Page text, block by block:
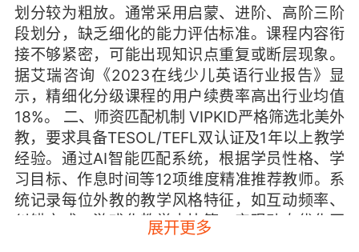
划分较为粗放。通常采用启蒙、进阶、高阶三阶
段划分，缺乏细化的能力评估标准。课程内容衔
接不够紧密，可能出现知识点重复或断层现象。
据艾瑞咨询《2023在线少儿英语行业报告》显
示，精细化分级课程的用户续费率高出行业均值
18%。 二、师资匹配机制 VIPKID严格筛选北美外
教，要求具备TESOL/TEFL双认证及1年以上教学
经验。通过AI智能匹配系统，根据学员性格、学
习目标、作息时间等12项维度精准推荐教师。系
统记录每位外教的教学风格特征，如互动频率、
纠错方式、游戏化教学占比等，实现动态优化匹
配。 某些平台采用泛化匹配模式，仅按年龄段划
展开更多